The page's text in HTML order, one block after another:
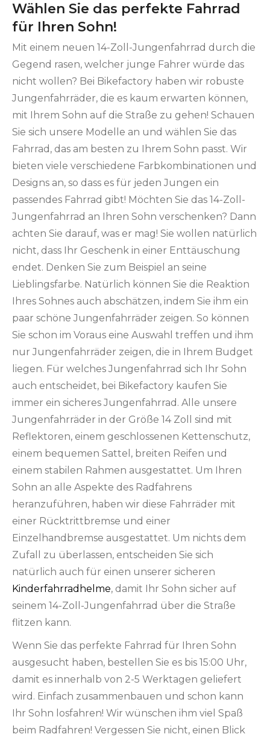
Wählen Sie das perfekte Fahrrad
für Ihren Sohn!
Mit einem neuen 14-Zoll-Jungenfahrrad durch die
Gegend rasen, welcher junge Fahrer würde das
nicht wollen? Bei Bikefactory haben wir robuste
Jungenfahrräder, die es kaum erwarten können,
mit Ihrem Sohn auf die Straße zu gehen! Schauen
Sie sich unsere Modelle an und wählen Sie das
Fahrrad, das am besten zu Ihrem Sohn passt. Wir
bieten viele verschiedene Farbkombinationen und
Designs an, so dass es für jeden Jungen ein
passendes Fahrrad gibt! Möchten Sie das 14-Zoll-
Jungenfahrrad an Ihren Sohn verschenken? Dann
achten Sie darauf, was er mag! Sie wollen natürlich
nicht, dass Ihr Geschenk in einer Enttäuschung
endet. Denken Sie zum Beispiel an seine
Lieblingsfarbe. Natürlich können Sie die Reaktion
Ihres Sohnes auch abschätzen, indem Sie ihm ein
paar schöne Jungenfahrräder zeigen. So können
Sie schon im Voraus eine Auswahl treffen und ihm
nur Jungenfahrräder zeigen, die in Ihrem Budget
liegen. Für welches Jungenfahrrad sich Ihr Sohn
auch entscheidet, bei Bikefactory kaufen Sie
immer ein sicheres Jungenfahrrad. Alle unsere
Jungenfahrräder in der Größe 14 Zoll sind mit
Reflektoren, einem geschlossenen Kettenschutz,
einem bequemen Sattel, breiten Reifen und
einem stabilen Rahmen ausgestattet. Um Ihren
Sohn an alle Aspekte des Radfahrens
heranzuführen, haben wir diese Fahrräder mit
einer Rücktrittbremse und einer
Einzelhandbremse ausgestattet. Um nichts dem
Zufall zu überlassen, entscheiden Sie sich
natürlich auch für einen unserer sicheren
Kinderfahrradhelme, damit Ihr Sohn sicher auf
seinem 14-Zoll-Jungenfahrrad über die Straße
flitzen kann.
Wenn Sie das perfekte Fahrrad für Ihren Sohn
ausgesucht haben, bestellen Sie es bis 15:00 Uhr,
damit es innerhalb von 2-5 Werktagen geliefert
wird. Einfach zusammenbauen und schon kann
Ihr Sohn losfahren! Wir wünschen ihm viel Spaß
beim Radfahren! Vergessen Sie nicht, einen Blick